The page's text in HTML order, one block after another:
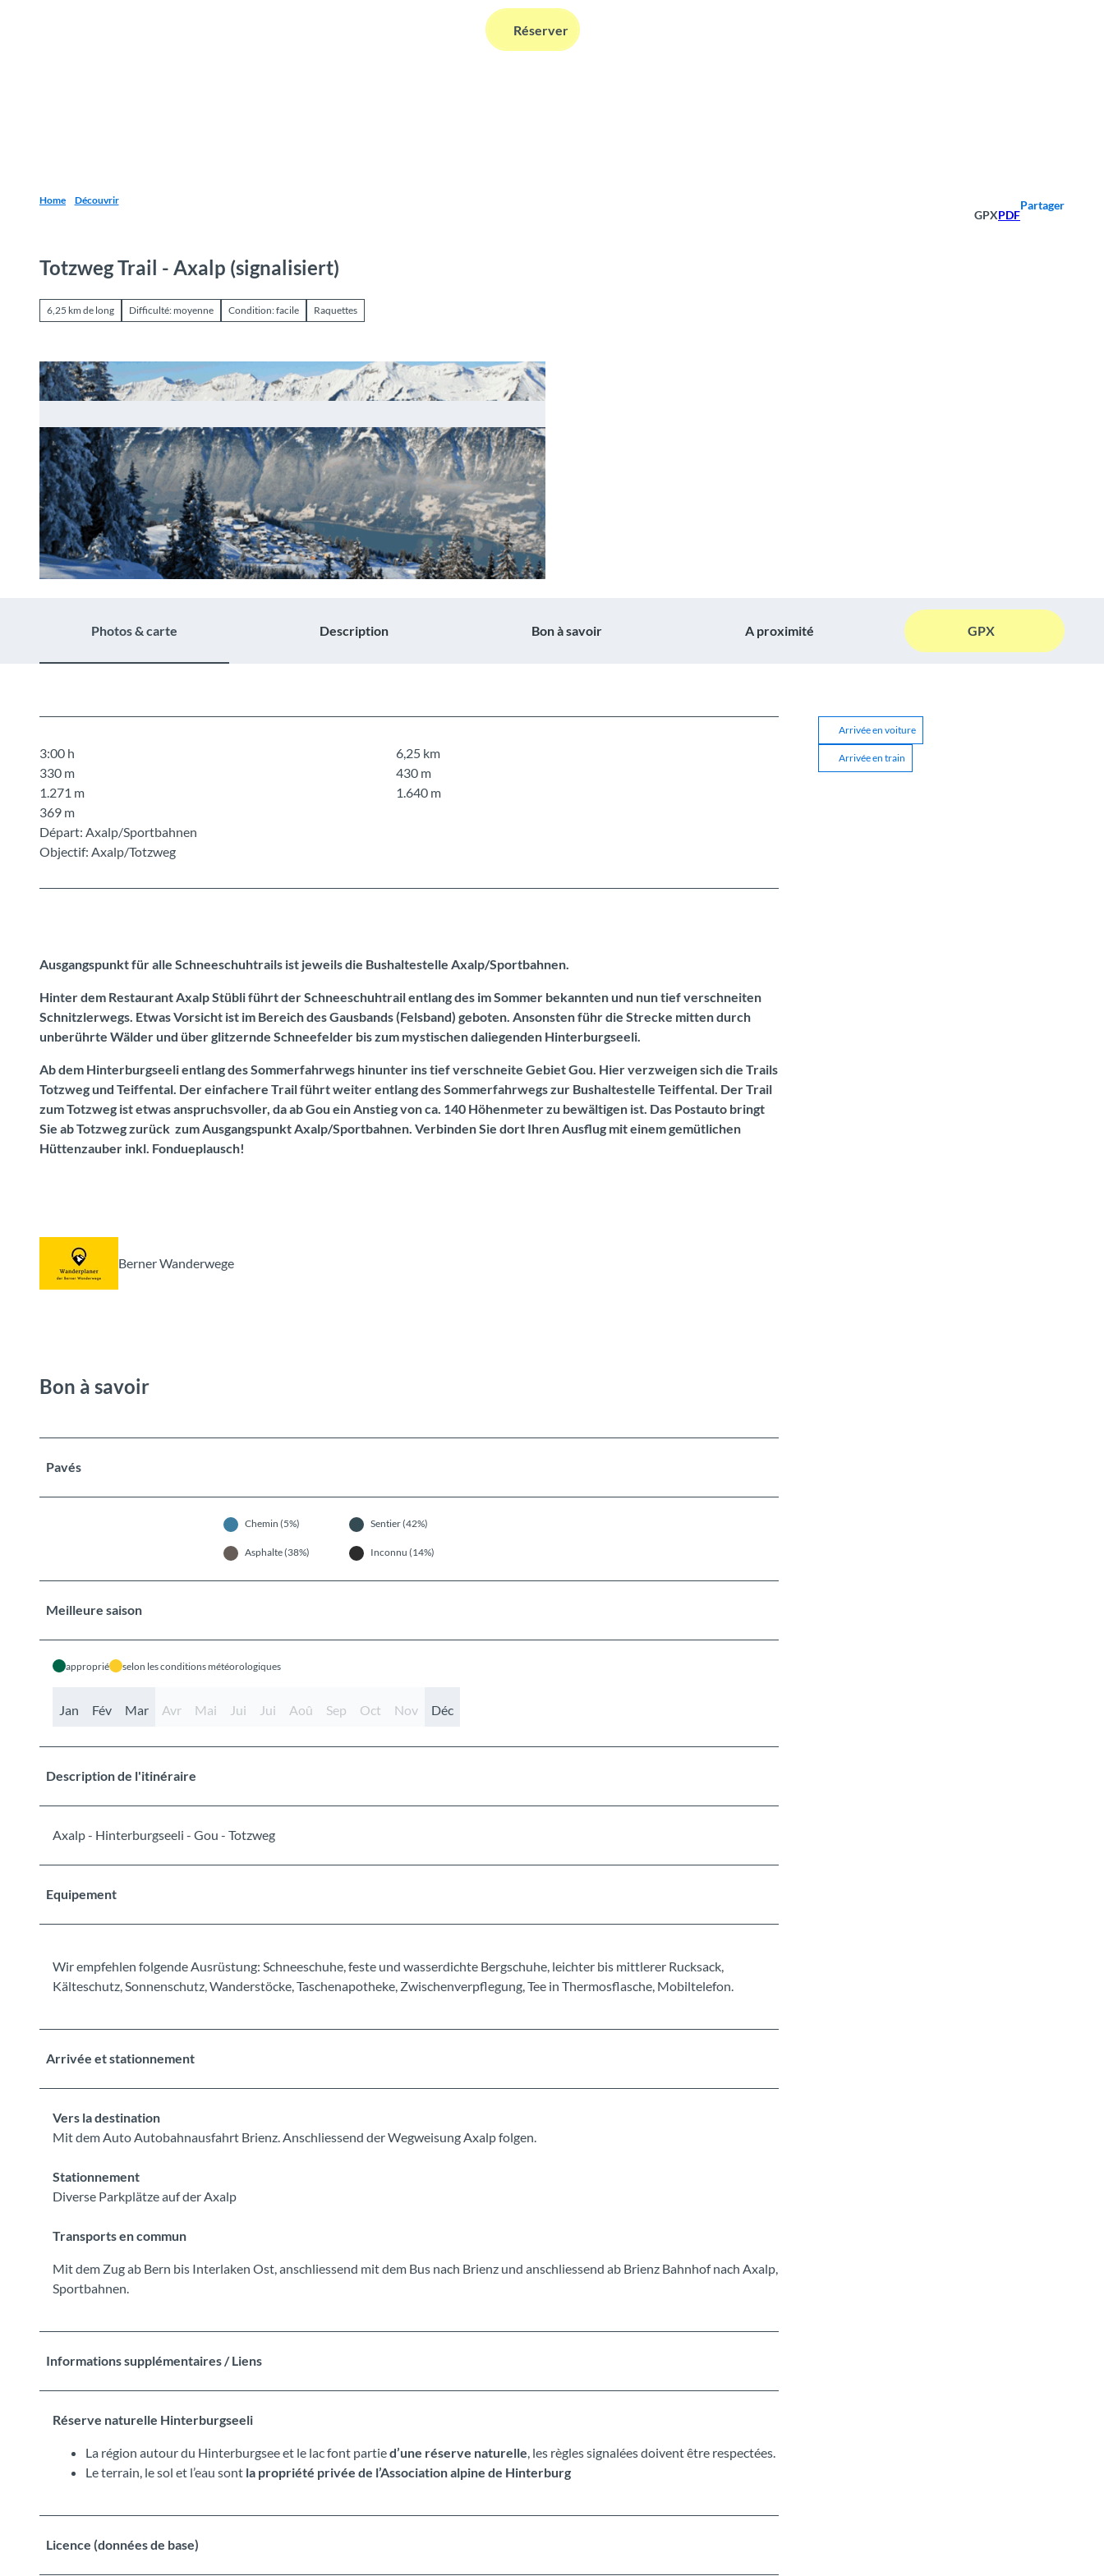
RechercheRéserver
Home Découvrir
GPXPDF
Partager
Totzweg Trail - Axalp (signalisiert)
6,25 km de long Difficulté: moyenne Condition: facile Raquettes
Photos & carte Description Bon à savoir A proximité GPX
3:00 h
6,25 km
330 m
430 m
1.271 m
1.640 m
369 m
Départ: Axalp/Sportbahnen
Objectif: Axalp/Totzweg
Ausgangspunkt für alle Schneeschuhtrails ist jeweils die Bushaltestelle Axalp/Sportbahnen.
Hinter dem Restaurant Axalp Stübli führt der Schneeschuhtrail entlang des im Sommer bekannten und nun tief verschneiten
Schnitzlerwegs. Etwas Vorsicht ist im Bereich des Gausbands (Felsband) geboten. Ansonsten führ die Strecke mitten durch
unberührte Wälder und über glitzernde Schneefelder bis zum mystischen daliegenden Hinterburgseeli.
Ab dem Hinterburgseeli entlang des Sommerfahrwegs hinunter ins tief verschneite Gebiet Gou. Hier verzweigen sich die Trails
Totzweg und Teiffental. Der einfachere Trail führt weiter entlang des Sommerfahrwegs zur Bushaltestelle Teiffental. Der Trail
zum Totzweg ist etwas anspruchsvoller, da ab Gou ein Anstieg von ca. 140 Höhenmeter zu bewältigen ist. Das Postauto bringt
Sie ab Totzweg zurück zum Ausgangspunkt Axalp/Sportbahnen. Verbinden Sie dort Ihren Ausflug mit einem gemütlichen
Hüttenzauber inkl. Fondueplausch!
Berner Wanderwege
Bon à savoir
Pavés
Chemin (5%) Sentier (42%)
Asphalte (38%) Inconnu (14%)
Meilleure saison
approprié selon les conditions météorologiques
Jan Fév Mar Avr Mai Jui Jui Aoû Sep Oct Nov Déc
Description de l'itinéraire
Axalp - Hinterburgseeli - Gou - Totzweg
Equipement
Wir empfehlen folgende Ausrüstung: Schneeschuhe, feste und wasserdichte Bergschuhe, leichter bis mittlerer Rucksack,
Kälteschutz, Sonnenschutz, Wanderstöcke, Taschenapotheke, Zwischenverpflegung, Tee in Thermosflasche, Mobiltelefon.
Arrivée et stationnement
Vers la destination
Mit dem Auto Autobahnausfahrt Brienz. Anschliessend der Wegweisung Axalp folgen.
Stationnement
Diverse Parkplätze auf der Axalp
Transports en commun
Mit dem Zug ab Bern bis Interlaken Ost, anschliessend mit dem Bus nach Brienz und anschliessend ab Brienz Bahnhof nach Axalp,
Sportbahnen.
Informations supplémentaires / Liens
Réserve naturelle Hinterburgseeli
La région autour du Hinterburgsee et le lac font partied’une réserve naturelle , les règles signalées doivent être respectées.
Le terrain, le sol et l’eau sont la propriété privée de l’Association alpine de Hinterburg
Licence (données de base)
Arrivée en voiture
Arrivée en train